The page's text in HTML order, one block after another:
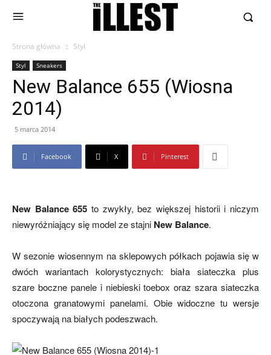
Strona główna Styl
Styl Sneakers
New Balance 655 (Wiosna
2014)
5 marca 2014
Facebook X Pinterest
New Balance 655 to zwykły, bez większej historii i niczym
niewyróżniający się model ze stajni New Balance.
W sezonie wiosennym na sklepowych półkach pojawia się w
dwóch wariantach kolorystycznych: biała siateczka plus
szare boczne panele i niebieski toebox oraz szara siateczka
otoczona granatowymi panelami. Obie widoczne tu wersje
spoczywają na białych podeszwach.